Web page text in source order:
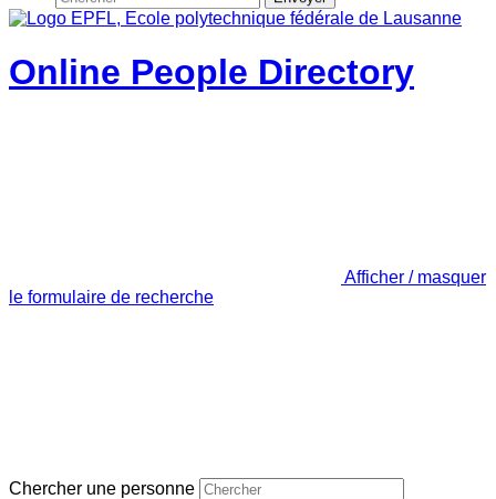
Online People Directory
Afficher / masquer
le formulaire de recherche
Chercher une personne